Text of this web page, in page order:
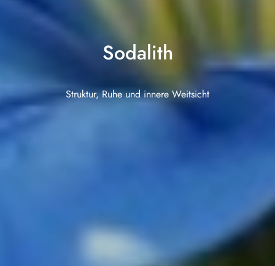
Sodalith
Struktur, Ruhe und innere Weitsicht